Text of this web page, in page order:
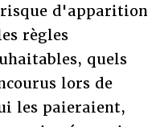
d'apparition
règles
quels
lors de
les paieraient,